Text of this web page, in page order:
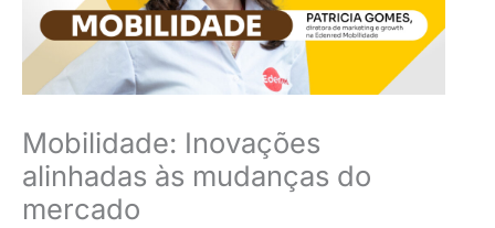
Mobilidade: Inovações
alinhadas às mudanças do
mercado